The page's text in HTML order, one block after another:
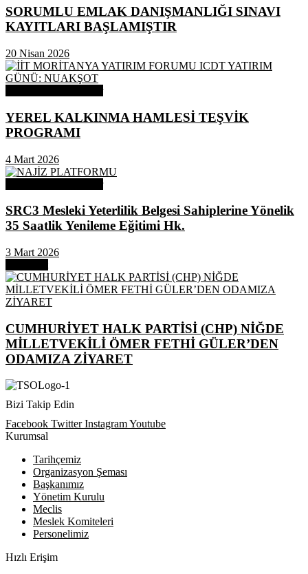
SORUMLU EMLAK DANIŞMANLIĞI SINAVI
KAYITLARI BAŞLAMIŞTIR
20 Nisan 2026
YEREL KALKINMA HAMLESİ TEŞVİK
PROGRAMI
4 Mart 2026
SRC3 Mesleki Yeterlilik Belgesi Sahiplerine Yönelik
35 Saatlik Yenileme Eğitimi Hk.
3 Mart 2026
CUMHURİYET HALK PARTİSİ (CHP) NİĞDE
MİLLETVEKİLİ ÖMER FETHİ GÜLER’DEN
ODAMIZA ZİYARET
Bizi Takip Edin
Facebook Twitter InstagramYoutube
Kurumsal
Tarihçemiz
Organizasyon Şeması
Başkanımız
Yönetim Kurulu
Meclis
Meslek Komiteleri
Personelimiz
Hızlı Erişim